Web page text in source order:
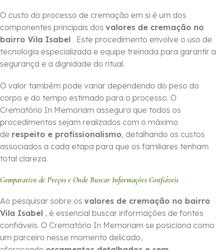
O custo do processo de cremação em si é um dos
componentes principais dos valores de cremação no
bairro Vila Isabel . Este procedimento envolve o uso de
tecnologia especializada e equipe treinada para garantir a
segurança e a dignidade do ritual.
O valor também pode variar dependendo do peso do
corpo e do tempo estimado para o processo. O
Crematório In Memoriam assegura que todos os
procedimentos sejam realizados com o máximo
de respeito e profissionalismo, detalhando os custos
associados a cada etapa para que os familiares tenham
total clareza.
Comparativo de Preços e Onde Buscar Informações Confiáveis
Ao pesquisar sobre os valores de cremação no bairro
Vila Isabel , é essencial buscar informações de fontes
confiáveis. O Crematório In Memoriam se posiciona como
um parceiro nesse momento delicado,